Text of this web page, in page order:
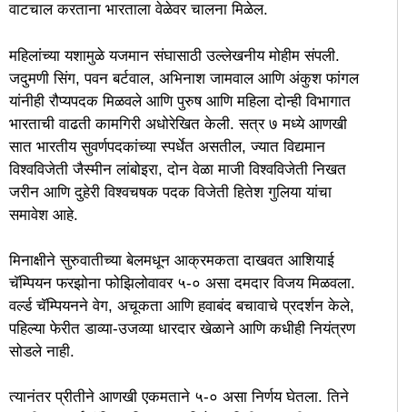
वाटचाल करताना भारताला वेळेवर चालना मिळेल.
महिलांच्या यशामुळे यजमान संघासाठी उल्लेखनीय मोहीम संपली.
जदुमणी सिंग, पवन बर्टवाल, अभिनाश जामवाल आणि अंकुश फांगल
यांनीही रौप्यपदक मिळवले आणि पुरुष आणि महिला दोन्ही विभागात
भारताची वाढती कामगिरी अधोरेखित केली. सत्र ७ मध्ये आणखी
सात भारतीय सुवर्णपदकांच्या स्पर्धेत असतील, ज्यात विद्यमान
विश्वविजेती जैस्मीन लांबोइरा, दोन वेळा माजी विश्वविजेती निखत
जरीन आणि दुहेरी विश्वचषक पदक विजेती हितेश गुलिया यांचा
समावेश आहे.
मिनाक्षीने सुरुवातीच्या बेलमधून आक्रमकता दाखवत आशियाई
चॅम्पियन फरझोना फोझिलोवावर ५-० असा दमदार विजय मिळवला.
वर्ल्ड चॅम्पियनने वेग, अचूकता आणि हवाबंद बचावाचे प्रदर्शन केले,
पहिल्या फेरीत डाव्या-उजव्या धारदार खेळाने आणि कधीही नियंत्रण
सोडले नाही.
त्यानंतर प्रीतीने आणखी एकमताने ५-० असा निर्णय घेतला. तिने